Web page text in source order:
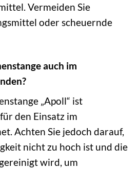
Vermeiden Sie
oder scheuernde
auch im
„Apoll“ ist
den Einsatz im
Achten Sie jedoch darauf,
nicht zu hoch ist und die
wird, um